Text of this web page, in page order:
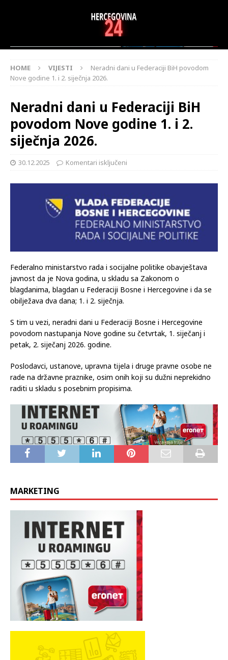
Nove godine 1. i 2. siječnja 2026.
Neradni dani u Federaciji BiH
povodom Nove godine 1. i 2.
siječnja 2026.
30.12.2025 Komentari isključeni
Federalno ministarstvo rada i socijalne politike obavještava
javnost da je Nova godina, u skladu sa Zakonom o
obilježava dva dana; 1. i 2. siječnja.
S tim u vezi, neradni dani u Federaciji Bosne i Hercegovine
petak, 2. siječanj 2026. godine.
Poslodavci, ustanove, upravna tijela i druge pravne osobe ne
raditi u skladu s posebnim propisima.
MARKETING